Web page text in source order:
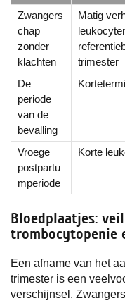
Zwangers
chap
zonder
klachten
Matig
trimester
De
periode
van de
bevalling
Vroege
postpartu
mperiode
Korte
Bloedplaatjes:
trombocytopenie
Een afname van het
trimester is een
verschijnsel.